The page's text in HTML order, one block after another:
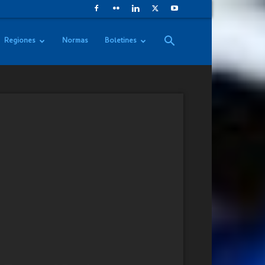
Regiones Normas Boletines